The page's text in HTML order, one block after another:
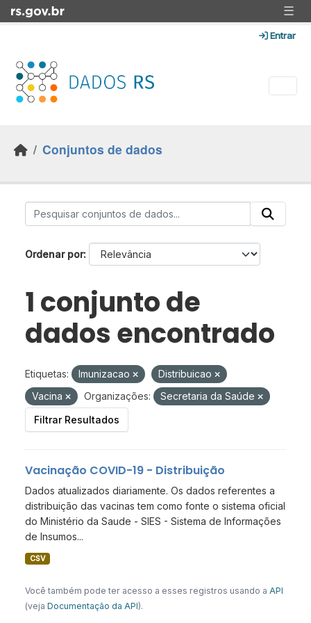
Skip to main content ☰
Entrar
Conjuntos de dados
Ordenar por
1 conjunto de
dados encontrado
Etiquetas: Imunizacao
Distribuicao
Vacina
Organizações:
Secretaria da Saúde
Filtrar Resultados
Vacinação COVID-19 - Distribuição
Dados atualizados diariamente. Os dados referentes a
distribuição das vacinas tem como fonte o sistema oficial
do Ministério da Saude - SIES - Sistema de Informações
de Insumos...
CSV
Você também pode ter acesso a esses registros usando a API
(veja Documentação da API).